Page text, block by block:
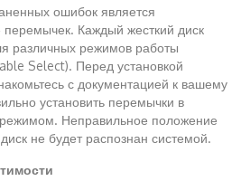
ошибок является
Каждый жесткий диск
различных режимов работы
Select). Перед установкой
с документацией к вашему
установить перемычки в
Неправильное положение
не будет распознан системой.